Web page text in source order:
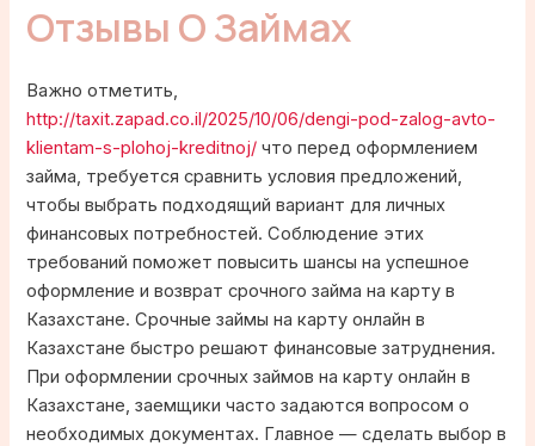
Отзывы О Займах
Важно отметить,
http://taxit.zapad.co.il/2025/10/06/dengi-pod-zalog-avto-
klientam-s-plohoj-kreditnoj/ что перед оформлением
займа, требуется сравнить условия предложений,
чтобы выбрать подходящий вариант для личных
финансовых потребностей. Соблюдение этих
требований поможет повысить шансы на успешное
оформление и возврат срочного займа на карту в
Казахстане. Срочные займы на карту онлайн в
Казахстане быстро решают финансовые затруднения.
При оформлении срочных займов на карту онлайн в
Казахстане, заемщики часто задаются вопросом о
необходимых документах. Главное — сделать выбор в